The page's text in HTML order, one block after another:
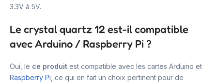
3.3V à 5V.
Le crystal quartz 12 est-il compatible
avec Arduino / Raspberry Pi ?
Oui, le ce produit est compatible avec les cartes Arduino et
Raspberry Pi , ce qui en fait un choix pertinent pour de